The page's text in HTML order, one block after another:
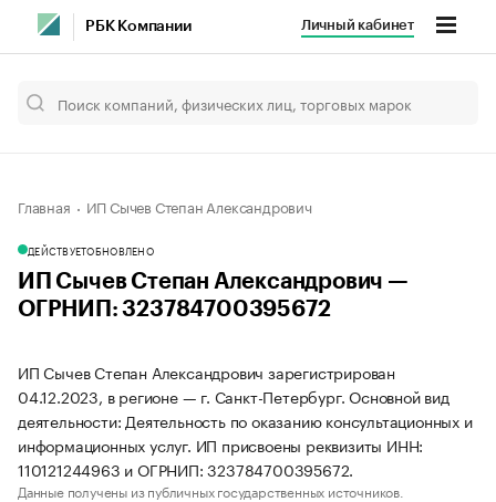
РБК Компании Личный кабинет
Главная ИП Сычев Степан Александрович
ДЕЙСТВУЕТОБНОВЛЕНО
ИП Сычев Степан Александрович —
ОГРНИП: 323784700395672
ИП Сычев Степан Александрович зарегистрирован
04.12.2023, в регионе — г. Санкт-Петербург. Основной вид
деятельности: Деятельность по оказанию консультационных и
информационных услуг. ИП присвоены реквизиты ИНН:
110121244963 и ОГРНИП: 323784700395672.
Данные получены из публичных государственных источников.